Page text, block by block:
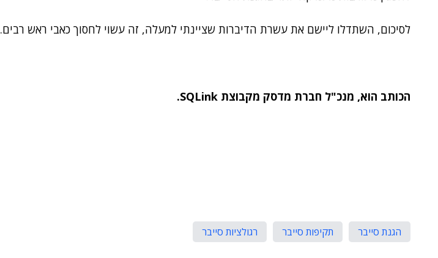
לסיכום, השתדלו ליישם את עשרת הדיברות שציינתי למעלה, זה עשוי לחסוך כאבי ראש רבים.
הכותב הוא, מנכ"ל חברת מדסק מקבוצת SQLink
.
הגנת סייבר תקיפות סייבר רגולציות סייבר